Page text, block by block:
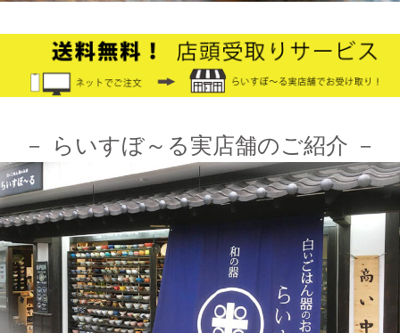
2024/10/26
≪第1弾 公式Youtubeチャンネル お買い物モニターアンバサダー
大募集☆≫ 詳しくはらいすぼ～るインスタグラムをチェッ
2024/3/12
≪テレビで紹介されました≫ 2021年7月12日 CBCテレビ まちイ
チ nice to people『春日井市・専門店』巡りで TKOの木本武宏さ
んが白いごはん器のお店 らいすぼーる 春日井店にいらっしゃい
ました。
2024/3/12
－ らいすぼ～る実店舗のご紹介 －